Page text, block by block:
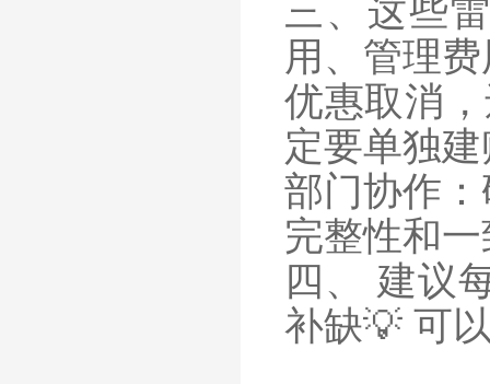
三、这些
用、管理
优惠取消
定要单独
部门协作
完整性和
四、 建议
补缺💡 可